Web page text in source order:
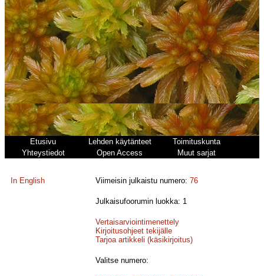
Etusivu Lehden käytänteet
Toimituskunta
Yhteystiedot
Open Access Muut sarjat
In English Viimeisin julkaistu numero:76
Julkaisufoorumin luokka: 1
Vertaisarviointimenettely
Kirjoitusohjeet tekijälle
Tarjoa artikkeli (käsikirjoitus)
Valitse numero: